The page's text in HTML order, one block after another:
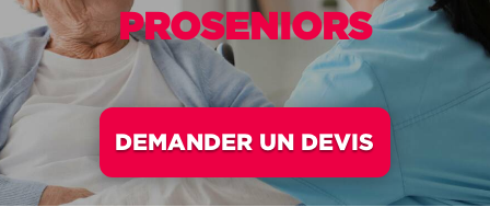
PROSENIORS
DEMANDER UN DEVIS